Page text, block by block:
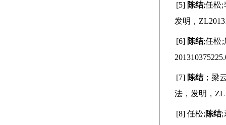
[5] 陈结;任松;
发明，
[6] 陈结;任松;
[7] 陈结；梁
法，发明， ZL
[8] 任松;陈结;